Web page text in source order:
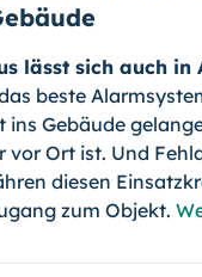
lässt sich auch in
beste
ins Gebäude
vor Ort ist. Und
diesen
zum Objekt.